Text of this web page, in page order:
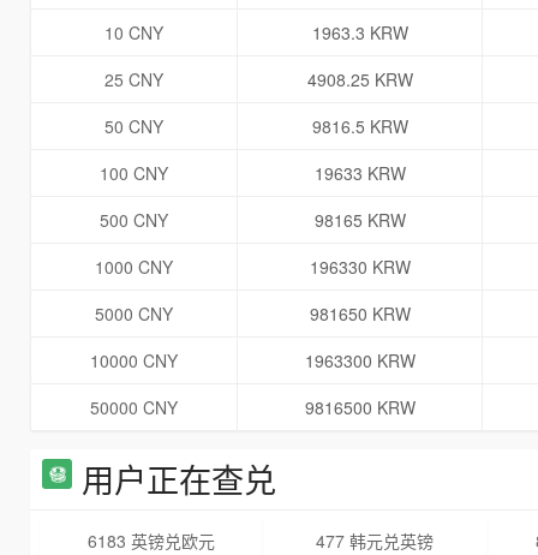
10 CNY
1963.3 KRW
25 CNY
4908.25 KRW
50 CNY
9816.5 KRW
100 CNY
19633 KRW
500 CNY
98165 KRW
1000 CNY
196330 KRW
5000 CNY
981650 KRW
10000 CNY
1963300 KRW
50000 CNY
9816500 KRW
用户正在查兑
6183 英镑兑欧元 477 韩元兑英镑